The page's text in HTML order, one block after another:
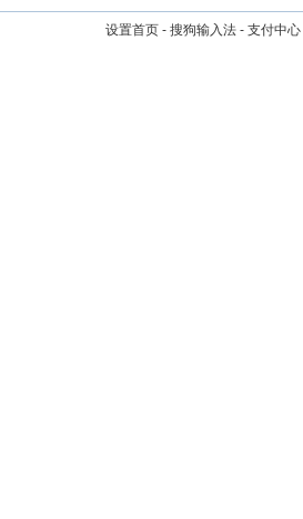
设置首页 - 搜狗输入法 - 支付中心